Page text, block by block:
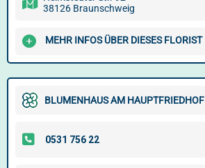
38126 Braunschweig
MEHR INFOS ÜBER DIESES FLORIST
BLUMENHAUS AM HAUPTFRIEDHOF